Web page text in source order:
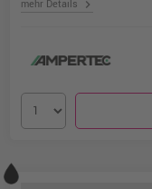
mehr Details chevron_right